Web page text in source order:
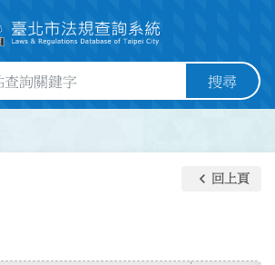
字欄位 搜尋
keyboard_arrow_left 回上頁